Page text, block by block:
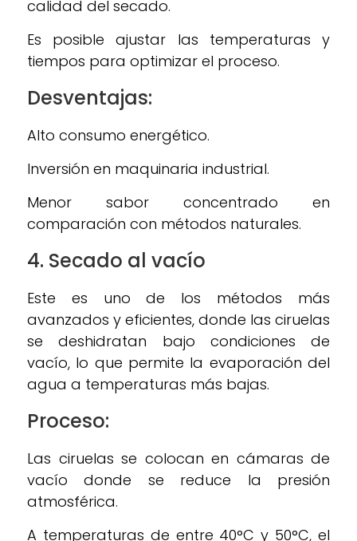
calidad del secado.
Es posible ajustar las temperaturas y
tiempos para optimizar el proceso.
Desventajas:
Alto consumo energético.
Inversión en maquinaria industrial.
Menor sabor concentrado en
comparación con métodos naturales.
4. Secado al vacío
Este es uno de los métodos más
avanzados y eficientes, donde las ciruelas
se deshidratan bajo condiciones de
vacío, lo que permite la evaporación del
agua a temperaturas más bajas.
Proceso:
Las ciruelas se colocan en cámaras de
vacío donde se reduce la presión
atmosférica.
A temperaturas de entre 40°C y 50°C, el